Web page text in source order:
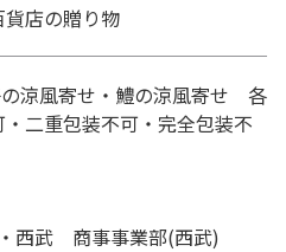
店の贈り物
涼風寄せ・鱧の涼風寄せ 各
重包装不可・完全包装不
西武 商事事業部(西武)